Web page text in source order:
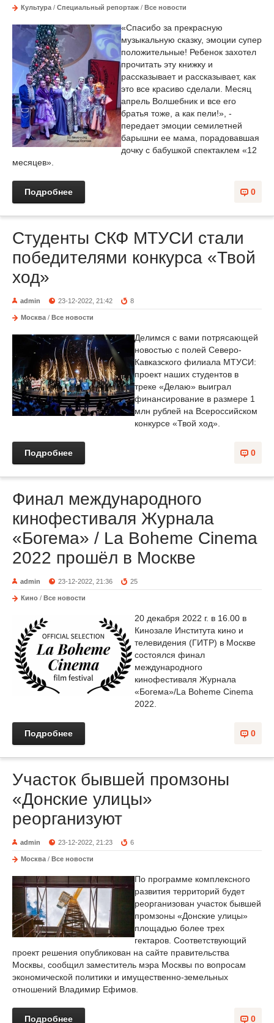
Культура / Специальный репортаж / Все новости
«Спасибо за прекрасную
музыкальную сказку, эмоции супер
положительные! Ребенок захотел
прочитать эту книжку и
рассказывает и рассказывает, как
это все красиво сделали. Месяц
апрель Волшебник и все его
братья тоже, а как пели!», -
передает эмоции семилетней
барышни ее мама, порадовавшая
дочку с бабушкой спектаклем «12
месяцев».
0
Подробнее
Студенты СКФ МТУСИ стали
победителями конкурса «Твой
ход»
admin 23-12-2022, 21:42 8
Москва / Все новости
Делимся с вами потрясающей
новостью с полей Северо-
Кавказского филиала МТУСИ:
проект наших студентов в
треке «Делаю» выиграл
финансирование в размере 1
млн рублей на Всероссийском
конкурсе «Твой ход».
0
Подробнее
Финал международного
кинофестиваля Журнала
«Богема» / La Boheme Cinema
2022 прошёл в Москве
admin 23-12-2022, 21:36 25
Кино / Все новости
20 декабря 2022 г. в 16.00 в
Кинозале Института кино и
телевидения (ГИТР) в Москве
состоялся финал
международного
кинофестиваля Журнала
«Богема»/La Boheme Cinema
2022.
0
Подробнее
Участок бывшей промзоны
«Донские улицы»
реорганизуют
admin 23-12-2022, 21:23 6
Москва / Все новости
По программе комплексного
развития территорий будет
реорганизован участок бывшей
промзоны «Донские улицы»
площадью более трех
гектаров. Соответствующий
проект решения опубликован на сайте правительства
Москвы, сообщил заместитель мэра Москвы по вопросам
экономической политики и имущественно-земельных
отношений Владимир Ефимов.
0
Подробнее